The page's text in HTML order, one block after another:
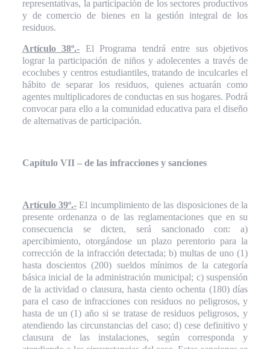
representativas, la participación de los sectores productivos
y de comercio de bienes en la gestión integral de los
residuos.
Artículo 38º.- El Programa tendrá entre sus objetivos
lograr la participación de niños y adolecentes a través de
ecoclubes y centros estudiantiles, tratando de inculcarles el
hábito de separar los residuos, quienes actuarán como
agentes multiplicadores de conductas en sus hogares. Podrá
convocar para ello a la comunidad educativa para el diseño
de alternativas de participación.
Capítulo VII – de las infracciones y sanciones
Artículo 39º.- El incumplimiento de las disposiciones de la
presente ordenanza o de las reglamentaciones que en su
consecuencia se dicten, será sancionado con: a)
apercibimiento, otorgándose un plazo perentorio para la
corrección de la infracción detectada; b) multas de uno (1)
hasta doscientos (200) sueldos mínimos de la categoría
básica inicial de la administración municipal; c) suspensión
de la actividad o clausura, hasta ciento ochenta (180) días
para el caso de infracciones con residuos no peligrosos, y
hasta de un (1) año si se tratase de residuos peligrosos, y
atendiendo las circunstancias del caso; d) cese definitivo y
clausura de las instalaciones, según corresponda y